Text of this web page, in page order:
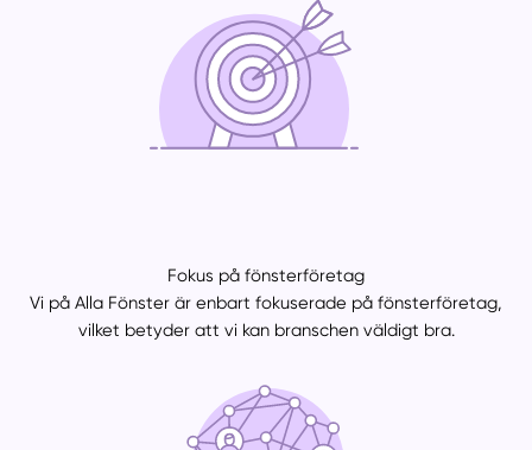
Fokus på fönsterföretag
Vi på Alla Fönster är enbart fokuserade på fönsterföretag,
vilket betyder att vi kan branschen väldigt bra.